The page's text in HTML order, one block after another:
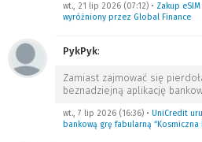
wt., 21 lip 2026 (07:12) • Zakup
wyróżniony przez Global Finance
PykPyk:
Zamiast zajmować się
beznadziejną aplikację
wt., 7 lip 2026 (16:36) • UniCredit
bankową grę fabularną “Kosmiczna